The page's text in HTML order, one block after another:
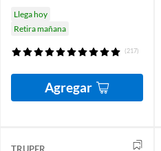
Llega hoy
Retira mañana
(217)
Agregar
TRUPER